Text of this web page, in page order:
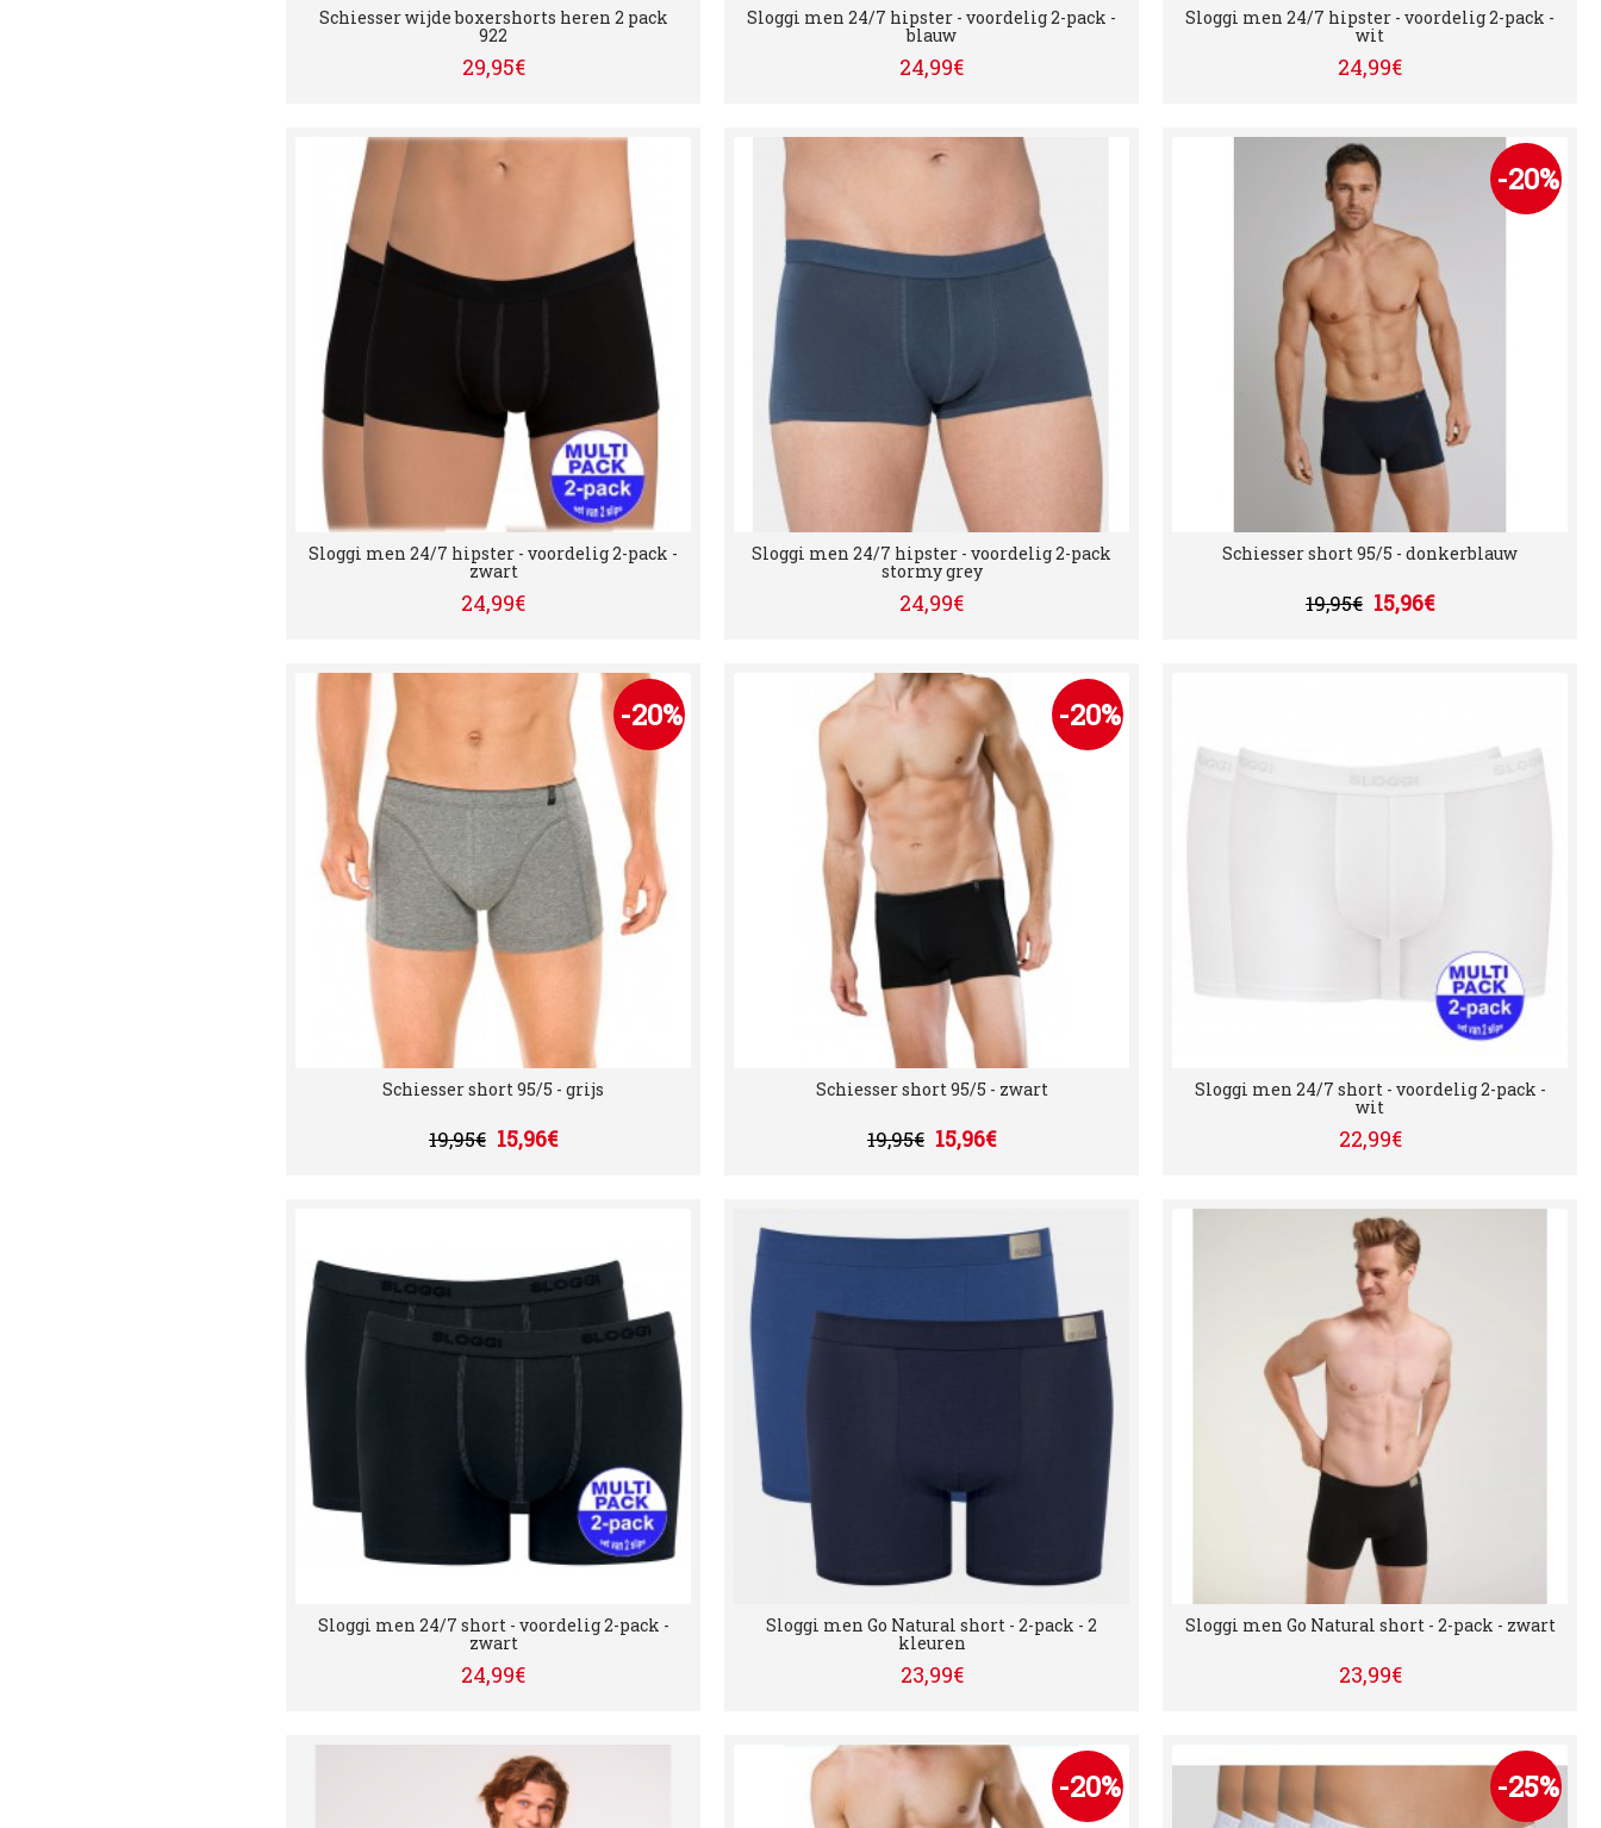
Schiesser wijde boxershorts heren 2 pack
922
29,95€
Sloggi men 24/7 hipster - voordelig 2-pack -
blauw
24,99€
Sloggi men 24/7 hipster - voordelig 2-pack -
wit
24,99€
Sloggi men 24/7 hipster - voordelig 2-pack -
zwart
24,99€
Sloggi men 24/7 hipster - voordelig 2-pack
stormy grey
24,99€
-20%
Schiesser short 95/5 - donkerblauw
19,95€ 15,96€
-20%
Schiesser short 95/5 - grijs
19,95€ 15,96€
-20%
Schiesser short 95/5 - zwart
19,95€ 15,96€
Sloggi men 24/7 short - voordelig 2-pack -
wit
22,99€
Sloggi men 24/7 short - voordelig 2-pack -
zwart
24,99€
Sloggi men Go Natural short - 2-pack - 2
kleuren
23,99€
Sloggi men Go Natural short - 2-pack - zwart
23,99€
-20% -25%